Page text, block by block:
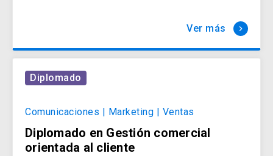
Ver más keyboard_arrow_right
Diplomado
Comunicaciones | Marketing | Ventas
Diplomado en Gestión comercial
orientada al cliente